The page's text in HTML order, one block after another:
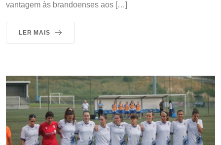
vantagem às brandoenses aos […]
LER MAIS